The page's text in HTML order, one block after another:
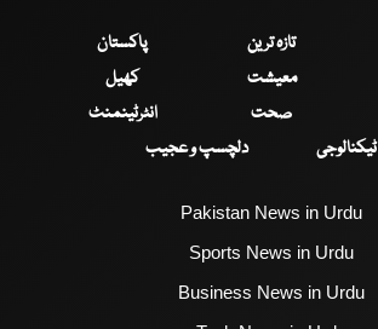
تازہ ترین
پاکستان
معیشت
کھیل
صحت
انٹرٹینمنٹ
ٹیکنالوجی
دلچسپ و عجیب
Pakistan News in Urdu
Sports News in Urdu
Business News in Urdu